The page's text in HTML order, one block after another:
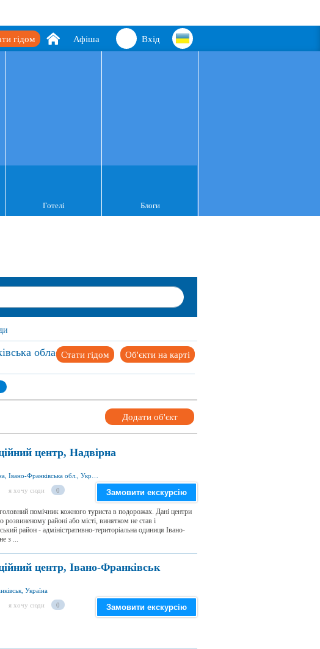
Вхід
Афіша
гідом
Готелі Блоги
область Об'єкти на карті
Стати гідом
Додати об'єкт
центр, Надвірна
я хочу сюди 0 Замовити екскурсію
помічник кожного туриста в подорожах. Дані центри
районі або місті, винятком не став і
район - адміністративно-територіальна одиниця Івано-
з ...
центр, Івано-Франківськ
Україна
я хочу сюди 0 Замовити екскурсію